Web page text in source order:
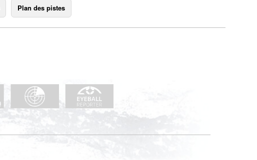
Plan des pistes